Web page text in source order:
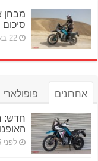
22 באפריל 2026
אחרונים פופולארי
חדש:
לפני 15 שעות